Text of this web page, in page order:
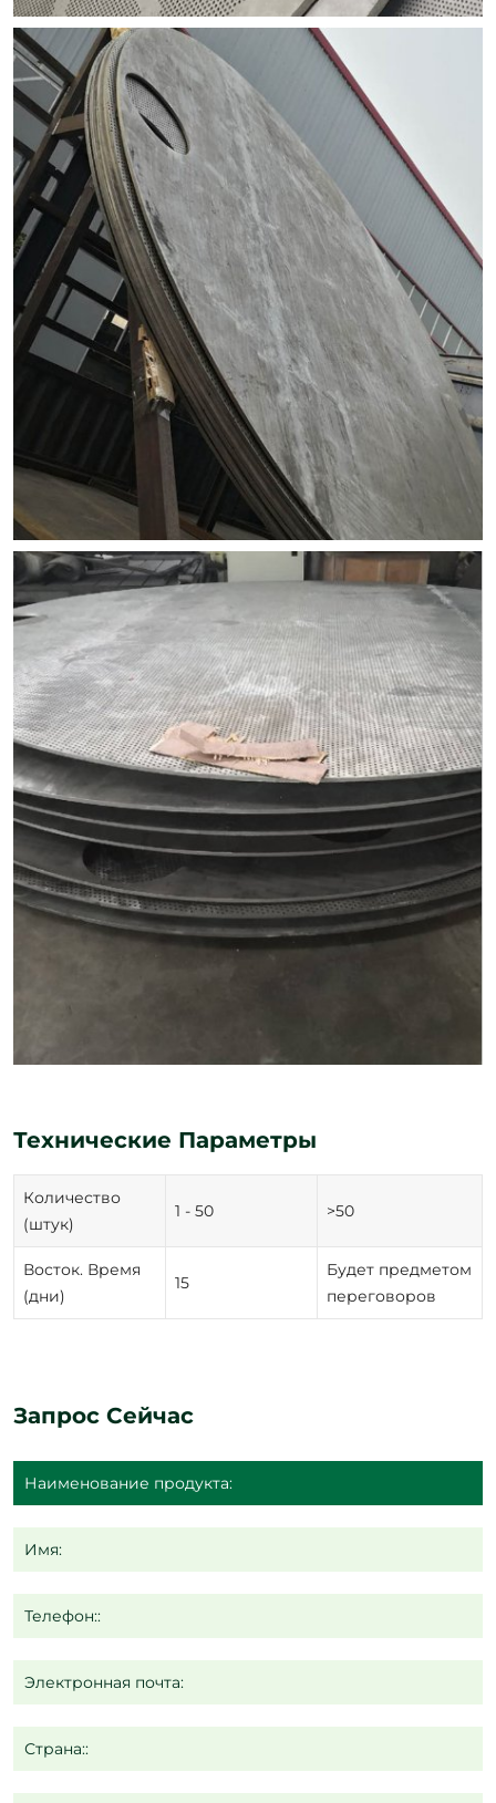
Технические Параметры
Количество
(штук)
1 - 50 >50
Восток. Время
(дни)
15
Будет предметом
переговоров
Запрос Сейчас
Имя:
Телефон::
Электронная почта:
Страна::